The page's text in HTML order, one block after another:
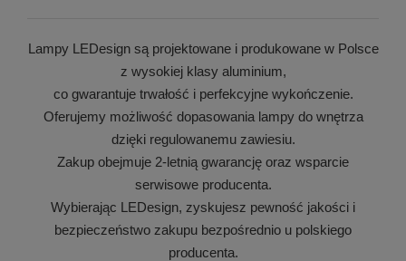
Lampy LEDesign są projektowane i produkowane w Polsce
z wysokiej klasy aluminium,
co gwarantuje trwałość i perfekcyjne wykończenie.
Oferujemy możliwość dopasowania lampy do wnętrza
dzięki regulowanemu zawiesiu.
Zakup obejmuje 2-letnią gwarancję oraz wsparcie
serwisowe producenta.
Wybierając LEDesign, zyskujesz pewność jakości i
bezpieczeństwo zakupu bezpośrednio u polskiego
producenta.